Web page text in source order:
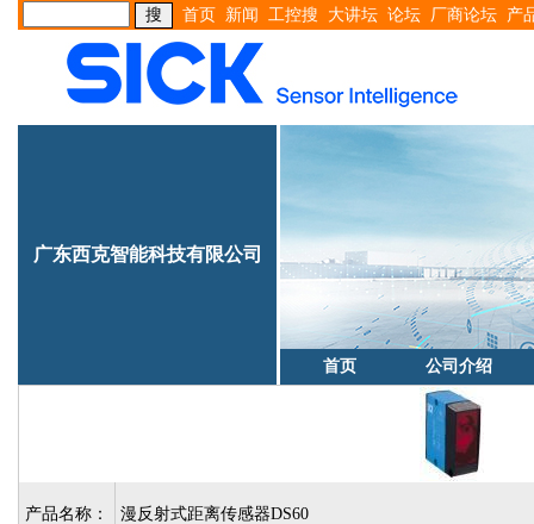
首页 新闻 工控搜 大讲坛 论坛 厂商论坛 产
广东西克智能科技有限公司
首页 公司介绍
产品名称： 漫反射式距离传感器DS60